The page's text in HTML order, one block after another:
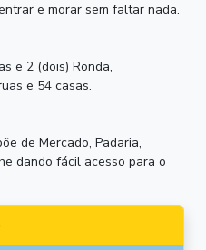
e morar sem faltar nada.
e 2 (dois) Ronda,
e 54 casas.
de Mercado, Padaria,
dando fácil acesso para o